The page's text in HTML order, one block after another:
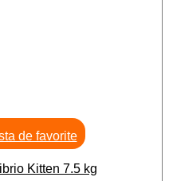
de favorite
Kitten 7.5 kg